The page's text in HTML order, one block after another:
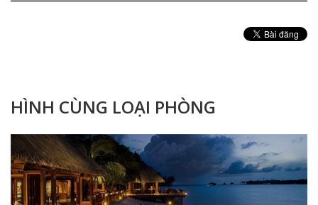
HÌNH CÙNG LOẠI PHÒNG